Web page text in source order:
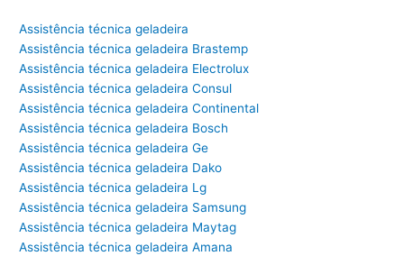
Assistência técnica geladeira
Assistência técnica geladeira Brastemp
Assistência técnica geladeira Electrolux
Assistência técnica geladeira Consul
Assistência técnica geladeira Continental
Assistência técnica geladeira Bosch
Assistência técnica geladeira Ge
Assistência técnica geladeira Dako
Assistência técnica geladeira Lg
Assistência técnica geladeira Samsung
Assistência técnica geladeira Maytag
Assistência técnica geladeira Amana